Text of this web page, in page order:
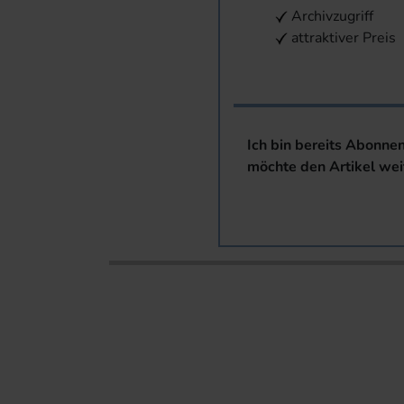
Archivzugriff
attraktiver Preis
Ich bin bereits
möchte den Artikel